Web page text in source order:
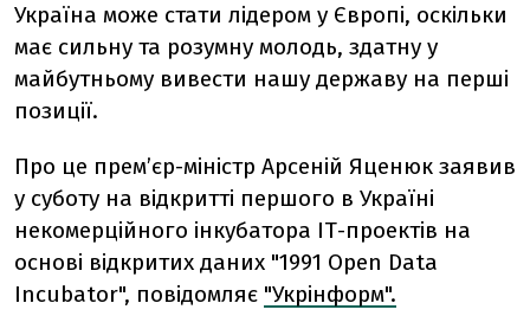
Україна може стати лідером у Європі, оскільки
має сильну та розумну молодь, здатну у
майбутньому вивести нашу державу на перші
позиції.
Про це прем’єр-міністр Арсеній Яценюк заявив
у суботу на відкритті першого в Україні
некомерційного інкубатора ІТ-проектів на
основі відкритих даних "1991 Open Data
Incubator", повідомляє "Укрінформ".